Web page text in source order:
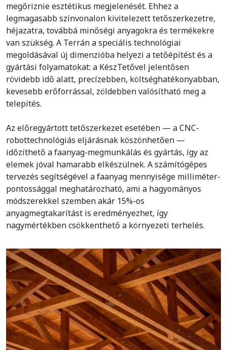
megőriznie esztétikus megjelenését. Ehhez a
legmagasabb színvonalon kivitelezett tetőszerkezetre,
héjazatra, továbbá minőségi anyagokra és termékekre
van szükség. A Terrán a speciális technológiai
megoldásával új dimenzióba helyezi a tetőépítést és a
gyártási folyamatokat: a KészTetővel jelentősen
rövidebb idő alatt, precízebben, költséghatékonyabban,
kevesebb erőforrással, zöldebben valósítható meg a
telepítés.
Az előregyártott tetőszerkezet esetében — a CNC-
robottechnológiás eljárásnak köszönhetően —
időzíthető a faanyag-megmunkálás és gyártás, így az
elemek jóval hamarabb elkészülnek. A számítógépes
tervezés segítségével a faanyag mennyisége milliméter-
pontossággal meghatározható, ami a hagyományos
módszerekkel szemben akár 15%-os
anyagmegtakarítást is eredményezhet, így
nagymértékben csökkenthető a környezeti terhelés.